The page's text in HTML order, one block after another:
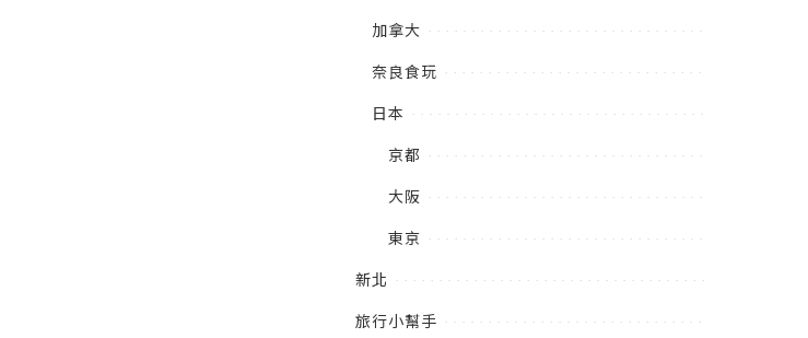
加拿大
奈良食玩
日本
京都
大阪
東京
新北
旅行小幫手